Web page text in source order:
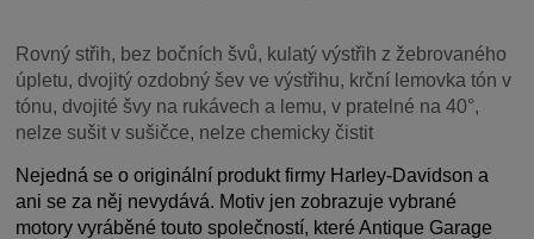
Rovný střih, bez bočních švů, kulatý výstřih z žebrovaného
úpletu, dvojitý ozdobný šev ve výstřihu, krční lemovka tón v
tónu, dvojité švy na rukávech a lemu, v pratelné na 40°,
nelze sušit v sušičce, nelze chemicky čistit
Nejedná se o originální produkt firmy Harley-Davidson a
ani se za něj nevydává. Motiv jen zobrazuje vybrané
motory vyráběné touto společností, které Antique Garage